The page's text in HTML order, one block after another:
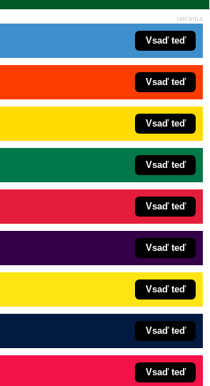
Vsaď teď
Vsaď teď
Vsaď teď
Vsaď teď
Vsaď teď
Vsaď teď
Vsaď teď
Vsaď teď
Vsaď teď